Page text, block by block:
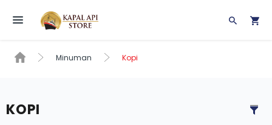
Toggle navigation
Minuman Kopi
KOPI